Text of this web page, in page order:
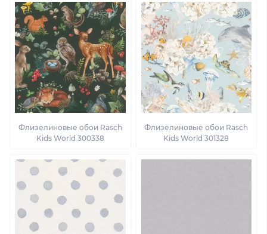
Флизелиновые обои Rasch
Kids World 300338
Флизелиновые обои Rasch
Kids World 301328